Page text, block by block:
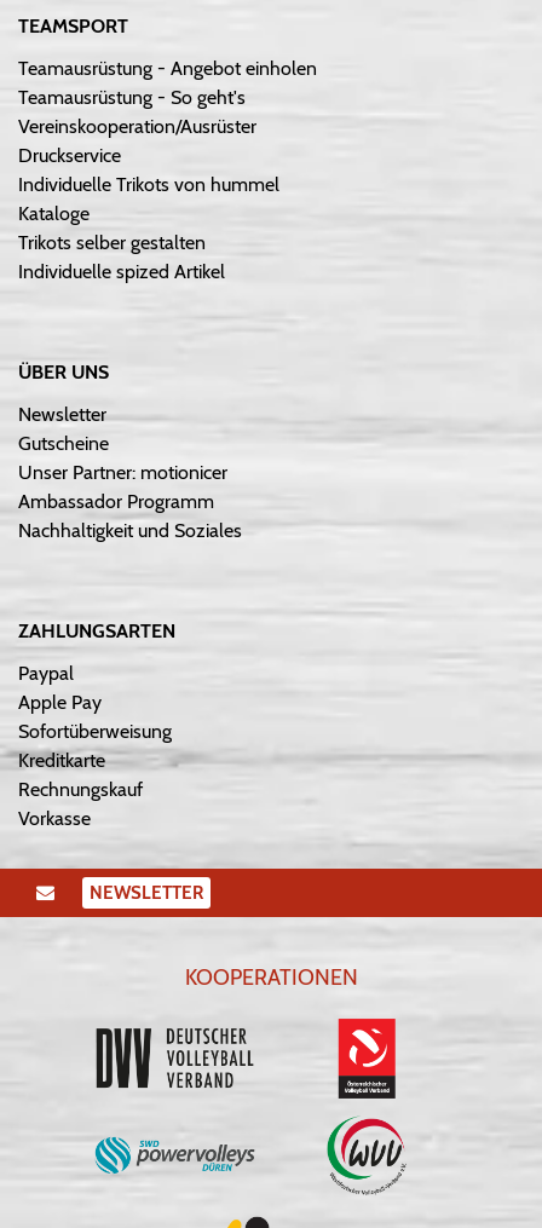
TEAMSPORT
Teamausrüstung - Angebot einholen
Teamausrüstung - So geht's
Vereinskooperation/Ausrüster
Druckservice
Individuelle Trikots von hummel
Kataloge
Trikots selber gestalten
Individuelle spized Artikel
ÜBER UNS
Newsletter
Gutscheine
Unser Partner: motionicer
Ambassador Programm
Nachhaltigkeit und Soziales
ZAHLUNGSARTEN
Paypal
Apple Pay
Sofortüberweisung
Kreditkarte
Rechnungskauf
Vorkasse
NEWSLETTER
KOOPERATIONEN